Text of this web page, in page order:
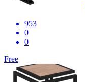
953
0
0
Free